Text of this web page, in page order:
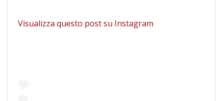
Visualizza questo post su Instagram